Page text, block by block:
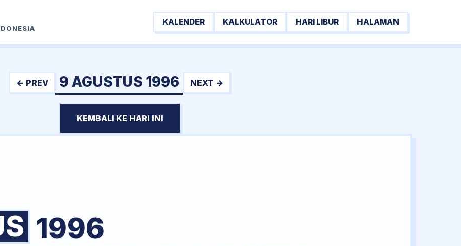
KALENDER KALKULATOR HARI LIBUR HALAMAN
← PREV 9 AGUSTUS 1996 NEXT →
KEMBALI KE HARI INI
1996